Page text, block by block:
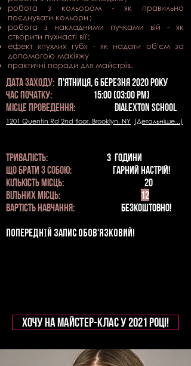
робота з кольором - як правильно
поєднувати кольори ;
робота з накладними пучками вій - як
створити пухнасті вії;
ефект «пухлих губ» - як надати об'єм за
допомогою макіяжу
практичні поради для майстрів.
дата ЗАХОДу: п'ятниця, 6 БЕРЕЗНЯ 2020 РОКУ
Час початку:
15:00 (03:00 PM)
МІСЦЕ проведення:
dIALEXTON SCHOOL
1201 Quentin Rd 2nd floor, Brooklyn, NY (Детальніше...)
ТРИВАЛІСТЬ: 3 години
що брати з собою:
ГАРНИЙ НАСТРІЙ!
КІЛЬКІСТЬ МІСЦЬ:
20
ВІЛЬНИХ МІСЦЬ:
12
ВАРТІСТЬ навчання:
БЕЗКОШТОВНО!
ПОПЕРЕДНІЙ запис обов'язковий!
Хочу на майстер-клас у 2021 роцІ!